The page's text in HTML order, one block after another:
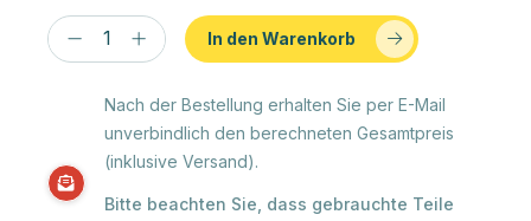
In den Warenkorb
Nach der Bestellung erhalten Sie per E-Mail
unverbindlich den berechneten Gesamtpreis
(inklusive Versand).
Bitte beachten Sie, dass gebrauchte Teile